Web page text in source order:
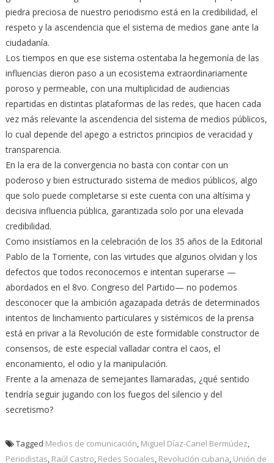
piedra preciosa de nuestro periodismo está en la credibilidad, el
respeto y la ascendencia que el sistema de medios gane ante la
ciudadanía.
Los tiempos en que ese sistema ostentaba la hegemonía de las
influencias dieron paso a un ecosistema extraordinariamente
poroso y permeable, con una multiplicidad de audiencias
repartidas en distintas plataformas de las redes, que hacen cada
vez más relevante la ascendencia del sistema de medios públicos,
lo cual depende del apego a estrictos principios de veracidad y
transparencia.
En la era de la convergencia no basta con contar con un
poderoso y bien estructurado sistema de medios públicos, algo
que solo puede completarse si este cuenta con una altísima y
decisiva influencia pública, garantizada solo por una elevada
credibilidad.
Como insistíamos en la celebración de los 35 años de la Editorial
Pablo de la Torriente, con las virtudes que algunos olvidan y los
defectos que todos reconocemos e intentan superarse —
abordados en el 8vo. Congreso del Partido— no podemos
desconocer que la ambición agazapada detrás de determinados
intentos de linchamiento particulares y sistémicos de la prensa
está en privar a la Revolución de este formidable constructor de
consensos, de este especial valladar contra el caos, el
enconamiento, el odio y la manipulación.
Frente a la amenaza de semejantes llamaradas, ¿qué sentido
tendría seguir jugando con los fuegos del silencio y del
secretismo?
Tagged Medios de comunicación, Miguel Díaz-Canel Bermúdez,
Periodistas, Raúl Castro, Redes Sociales, Revolución cubana, Unión de